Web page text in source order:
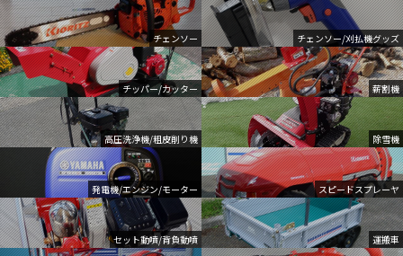
チェンソー チェンソー/刈払機グッズ
チッパー/カッター 薪割機
高圧洗浄機/粗皮削り機 除雪機
発電機/エンジン/モーター スピードスプレーヤ
セット動噴/背負動噴 運搬車